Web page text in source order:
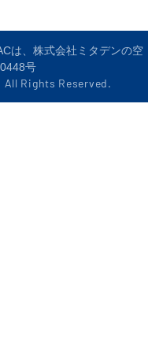
は、株式会社ミタデンの空
号
Rights Reserved.